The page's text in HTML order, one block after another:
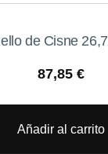
de Cisne
87,85 €
Añadir al carrito